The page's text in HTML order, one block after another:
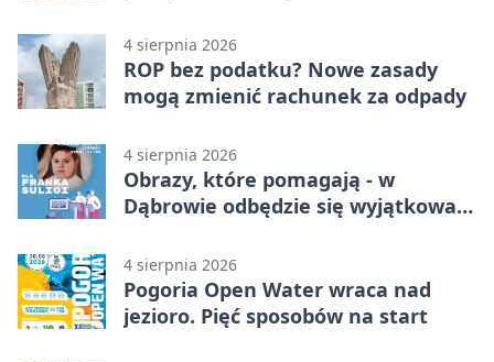
4 sierpnia 2026
ROP bez podatku? Nowe zasady
mogą zmienić rachunek za odpady
4 sierpnia 2026
Obrazy, które pomagają - w
Dąbrowie odbędzie się wyjątkowa
4 sierpnia 2026
Pogoria Open Water wraca nad
jezioro. Pięć sposobów na start